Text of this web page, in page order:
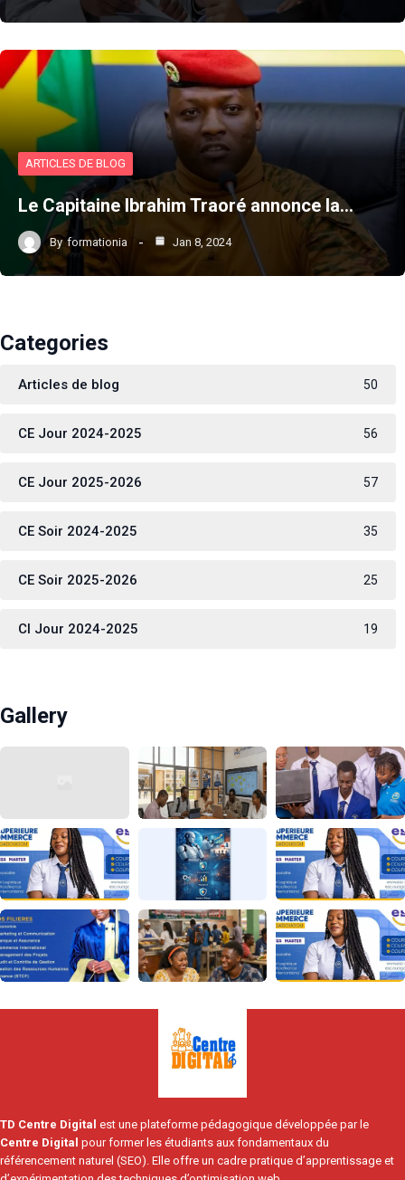
ARTICLES DE BLOG
Le Capitaine Ibrahim Traoré annonce la…
By formationia Jan 8, 2024
Categories
Articles de blog 50
CE Jour 2024-2025 56
CE Jour 2025-2026 57
CE Soir 2024-2025 35
CE Soir 2025-2026 25
CI Jour 2024-2025 19
Gallery
TD Centre Digital est une plateforme pédagogique développée par le
Centre Digital pour former les étudiants aux fondamentaux du
référencement naturel (SEO). Elle offre un cadre pratique d’apprentissage et